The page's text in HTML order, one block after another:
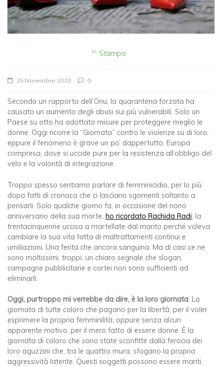
In Stampa
25 Novembre 2020 0
Secondo un rapporto dell’Onu, la quarantena forzata ha
causato un aumento degli abusi sui più vulnerabili. Solo un
Paese su otto ha adottato misure per proteggere meglio le
donne. Oggi ricorre la “Giornata” contro le violenze su di loro,
eppure il fenomeno è grave un po’ dappertutto, Europa
compresa, dove si uccide pure per la resistenza all’obbligo del
velo e la volontà di integrazione.
Troppo spesso sentiamo parlare di femminicidio, per lo più
dopo fatti di cronaca che ci lasciano sgomenti soltanto a
pensarli. Solo qualche giorno fa, in occasione del nono
anniversario della sua morte, ho ricordato Rachida Radi, la
trentacinquenne uccisa a martellate dal marito perché voleva
cambiare la sua vita fatta di maltrattamenti continui e
umiliazioni. Una ferita che ancora sanguina. Ma di casi ce ne
sono moltissimi, troppi, un chiaro segnale che slogan,
campagne pubblicitarie e cortei non sono sufficienti ad
eliminarli.
Oggi, purtroppo mi verrebbe da dire, è la loro giornata. La
giornata di tutte coloro che pagano per la libertà, per il voler
esprimere la propria femminilità, oppure senza alcun
apparente motivo, per il mero fatto di essere donne. È la
giornata di coloro che sono state sconfitte dalla ferocia dei
loro aguzzini che, tra le quattro mura, sfogano la propria
aggressività latente. Questi soggetti possono essere mariti,